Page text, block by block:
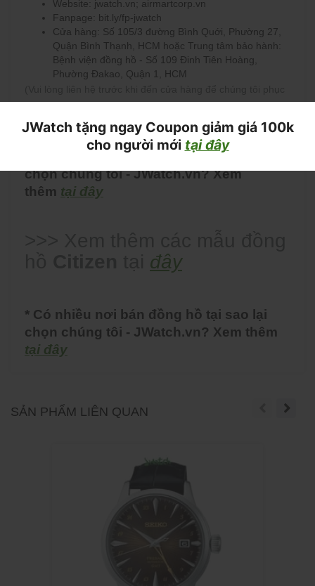
Website: jwatch.vn; airmartcorp.vn
Fanpage: bit.ly/fp-jwatch
Cửa hàng: Số 105/3 đường Bình Quới, Phường 27,
Quận Bình Thạnh, HCM hoặc Trung tâm bảo hành:
Bệnh viện đồng hồ - Số 109 Đinh Tiên Hoàng,
Phường Đakao, Quận 1, HCM
* Có nhiều nơi bán đồng hồ tại sao lại
chọn chúng tôi - JWatch.vn? Xem
thêm tại đây
đây
* Có nhiều nơi bán đồng hồ tại sao lại
chọn chúng tôi - JWatch.vn? Xem thêm
tại đây
SẢN PHẨM LIÊN QUAN
JWatch tặng ngay Coupon giảm giá 100k
cho người mới tại đây